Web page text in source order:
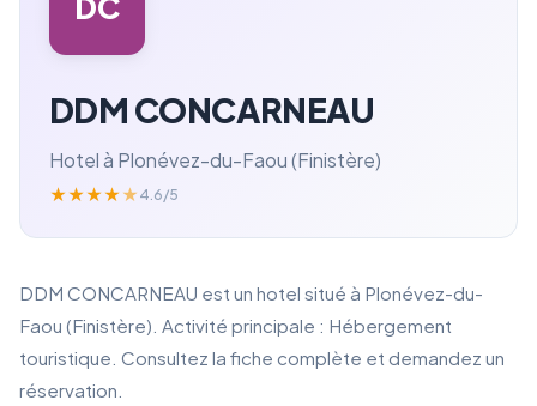
DDM CONCARNEAU
Hotel à Plonévez-du-Faou (Finistère)
★★★★★ 4.6/5
DDM CONCARNEAU est un hotel situé à Plonévez-du-
Faou (Finistère). Activité principale : Hébergement
touristique. Consultez la fiche complète et demandez un
réservation.